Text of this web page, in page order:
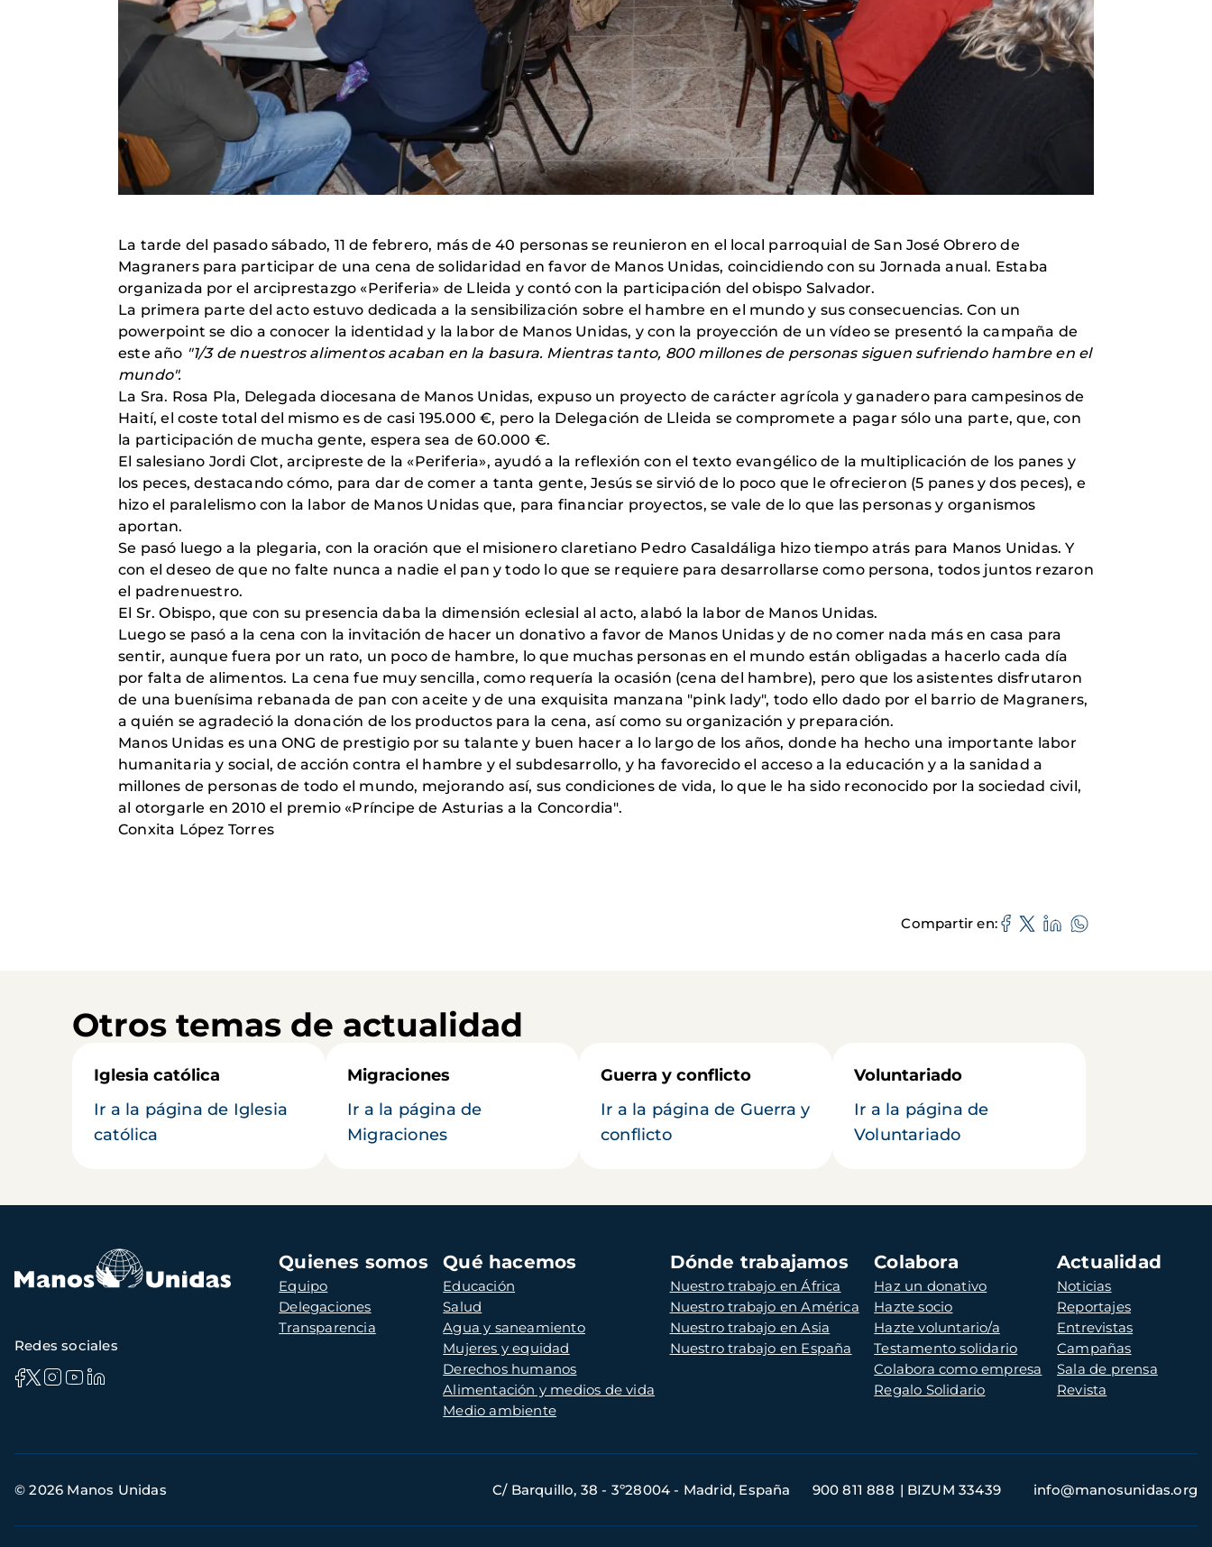
La tarde del pasado sábado, 11 de febrero, más de 40 personas se reunieron en el local parroquial de San José Obrero de
Magraners para participar de una cena de solidaridad en favor de Manos Unidas, coincidiendo con su Jornada anual. Estaba
organizada por el arciprestazgo «Periferia» de Lleida y contó con la participación del obispo Salvador.
La primera parte del acto estuvo dedicada a la sensibilización sobre el hambre en el mundo y sus consecuencias. Con un
powerpoint se dio a conocer la identidad y la labor de Manos Unidas, y con la proyección de un vídeo se presentó la campaña de
este año "1/3 de nuestros alimentos acaban en la basura. Mientras tanto, 800 millones de personas siguen sufriendo hambre en el
mundo".
La Sra. Rosa Pla, Delegada diocesana de Manos Unidas, expuso un proyecto de carácter agrícola y ganadero para campesinos de
Haití, el coste total del mismo es de casi 195.000 €, pero la Delegación de Lleida se compromete a pagar sólo una parte, que, con
la participación de mucha gente, espera sea de 60.000 €.
El salesiano Jordi Clot, arcipreste de la «Periferia», ayudó a la reflexión con el texto evangélico de la multiplicación de los panes y
los peces, destacando cómo, para dar de comer a tanta gente, Jesús se sirvió de lo poco que le ofrecieron (5 panes y dos peces), e
hizo el paralelismo con la labor de Manos Unidas que, para financiar proyectos, se vale de lo que las personas y organismos
aportan.
Se pasó luego a la plegaria, con la oración que el misionero claretiano Pedro Casaldáliga hizo tiempo atrás para Manos Unidas. Y
con el deseo de que no falte nunca a nadie el pan y todo lo que se requiere para desarrollarse como persona, todos juntos rezaron
el padrenuestro.
El Sr. Obispo, que con su presencia daba la dimensión eclesial al acto, alabó la labor de Manos Unidas.
Luego se pasó a la cena con la invitación de hacer un donativo a favor de Manos Unidas y de no comer nada más en casa para
sentir, aunque fuera por un rato, un poco de hambre, lo que muchas personas en el mundo están obligadas a hacerlo cada día
por falta de alimentos. La cena fue muy sencilla, como requería la ocasión (cena del hambre), pero que los asistentes disfrutaron
de una buenísima rebanada de pan con aceite y de una exquisita manzana "pink lady", todo ello dado por el barrio de Magraners,
a quién se agradeció la donación de los productos para la cena, así como su organización y preparación.
Manos Unidas es una ONG de prestigio por su talante y buen hacer a lo largo de los años, donde ha hecho una importante labor
humanitaria y social, de acción contra el hambre y el subdesarrollo, y ha favorecido el acceso a la educación y a la sanidad a
millones de personas de todo el mundo, mejorando así, sus condiciones de vida, lo que le ha sido reconocido por la sociedad civil,
al otorgarle en 2010 el premio «Príncipe de Asturias a la Concordia".
Conxita López Torres
Compartir en
Otros temas de actualidad
Iglesia católica
Ir a la página de Iglesia
católica
Migraciones
Ir a la página de
Migraciones
Guerra y conflicto
Ir a la página de Guerra y
conflicto
Voluntariado
Ir a la página de
Voluntariado
Navegación
principal
Quienes somos
Equipo
Delegaciones
Transparencia
Qué hacemos
Educación
Salud
Agua y saneamiento
Mujeres y equidad
Derechos humanos
Alimentación y medios de vida
Medio ambiente
Dónde trabajamos
Nuestro trabajo en África
Nuestro trabajo en América
Nuestro trabajo en Asia
Nuestro trabajo en España
Colabora
Haz un donativo
Hazte socio
Hazte voluntario/a
Testamento solidario
Colabora como empresa
Regalo Solidario
Actualidad
Noticias
Reportajes
Entrevistas
Campañas
Sala de prensa
Revista
Redes sociales
de
© 2026 Manos Unidas C/ Barquillo, 38 - 3º28004 - Madrid, España 900 811 888 BIZUM 33439 info@manosunidas.org